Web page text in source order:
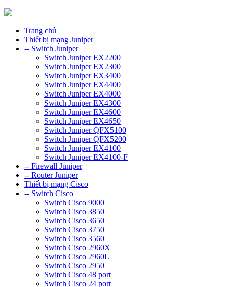
Trang chủ
Thiết bị mạng Juniper
-- Switch Juniper
Switch Juniper EX2200
Switch Juniper EX2300
Switch Juniper EX3400
Switch Juniper EX4400
Switch Juniper EX4000
Switch Juniper EX4300
Switch Juniper EX4600
Switch Juniper EX4650
Switch Juniper QFX5100
Switch Juniper QFX5200
Switch Juniper EX4100
Switch Juniper EX4100-F
-- Firewall Juniper
-- Router Juniper
Thiết bị mạng Cisco
-- Switch Cisco
Switch Cisco 9000
Switch Cisco 3850
Switch Cisco 3650
Switch Cisco 3750
Switch Cisco 3560
Switch Cisco 2960X
Switch Cisco 2960L
Switch Cisco 2950
Switch Cisco 48 port
Switch Cisco 24 port